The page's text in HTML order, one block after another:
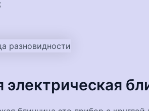
электрическая